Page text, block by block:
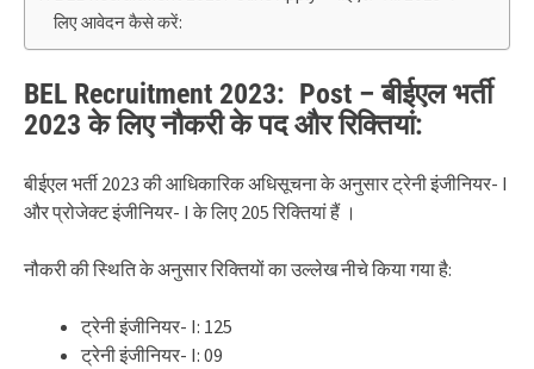
लिए आवेदन कैसे करें:
BEL Recruitment 2023: Post – बीईएल भर्ती
2023 के लिए नौकरी के पद और रिक्तियां:
बीईएल भर्ती 2023 की आधिकारिक अधिसूचना के अनुसार ट्रेनी इंजीनियर- I
और प्रोजेक्ट इंजीनियर- I के लिए 205 रिक्तियां हैं ।
नौकरी की स्थिति के अनुसार रिक्तियों का उल्लेख नीचे किया गया है:
ट्रेनी इंजीनियर- I: 125
ट्रेनी इंजीनियर- I: 09